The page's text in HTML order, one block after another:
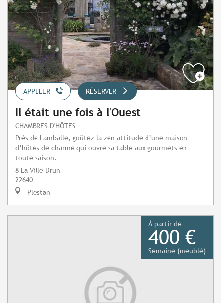
APPELER RÉSERVER
Il était une fois à l'Ouest
CHAMBRES D'HÔTES
Près de Lamballe, goûtez la zen attitude d’une maison
d’hôtes de charme qui ouvre sa table aux gourmets en
toute saison.
8 La Ville Drun
22640
Plestan
À partir de
400 €
Semaine (meublé)